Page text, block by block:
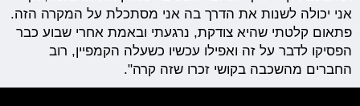
אני יכולה לשנות את הדרך בה אני מסתכלת על המקרה הזה.
פתאום קלטתי שהיא צודקת, נרגעתי ובאמת אחרי שבוע כבר
הפסיקו לדבר על זה ואפילו עכשיו כשעלה הקמפיין, רוב
החברים מהשכבה בקושי זכרו שזה קרה".